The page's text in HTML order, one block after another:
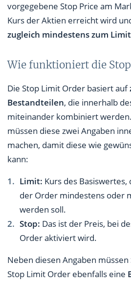
vorgegebene Stop Price am
Kurs der Aktien erreicht wird
zugleich mindestens zum
Wie funktioniert die
Die Stop Limit Order basiert auf
Bestandteilen, die innerhalb
miteinander kombiniert
müssen diese zwei Angaben
machen, damit diese wie
kann:
Limit: Kurs des
der Order mindestens oder
werden soll.
Stop: Das ist der Preis, bei
Order aktiviert wird.
Neben diesen Angaben
Stop Limit Order ebenfalls eine